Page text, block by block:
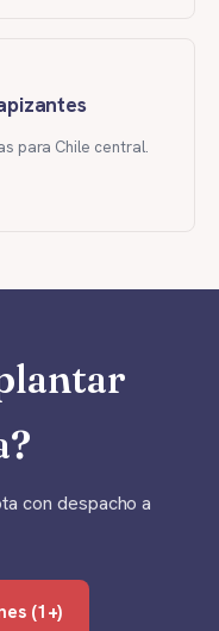
para Chile central.
con despacho a
(1+)